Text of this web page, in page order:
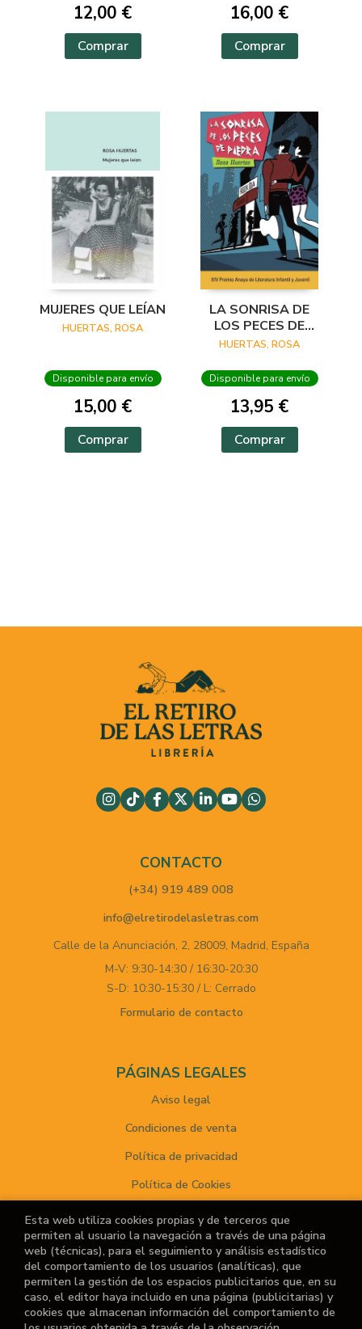
12,00 €
Comprar
16,00 €
Comprar
MUJERES QUE LEÍAN
HUERTAS, ROSA
Disponible para envío
15,00 €
Comprar
LA SONRISA DE
LOS PECES DE
PIEDRA
HUERTAS, ROSA
Disponible para envío
13,95 €
Comprar
CONTACTO
(+34) 919 489 008
info@elretirodelasletras.com
Calle de la Anunciación, 2, 28009, Madrid, España
M-V: 9:30-14:30 / 16:30-20:30
S-D: 10:30-15:30 / L: Cerrado
Formulario de contacto
PÁGINAS LEGALES
Aviso legal
Condiciones de venta
Política de privacidad
Política de Cookies
ATENCIÓN AL CLIENTE
Quiénes somos
Noticias
Esta web utiliza cookies propias y de terceros que
permiten al usuario la navegación a través de una página
web (técnicas), para el seguimiento y análisis estadístico
del comportamiento de los usuarios (analíticas), que
permiten la gestión de los espacios publicitarios que, en su
caso, el editor haya incluido en una página (publicitarias) y
cookies que almacenan información del comportamiento de